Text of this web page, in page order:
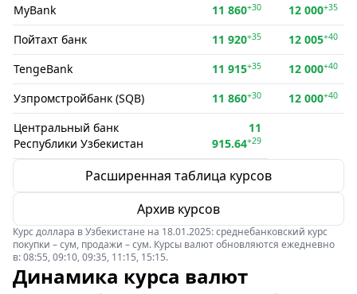
MyBank 11 860+30 12 000+35
Пойтахт банк 11 920+35 12 005+40
TengeBank 11 915+35 12 000+40
Узпромстройбанк (SQB) 11 860+30 12 000+40
Центральный банк
Республики Узбекистан
11
915.64+29
Расширенная таблица курсов
Архив курсов
Курс доллара в Узбекистане на 18.01.2025: среднебанковский курс
покупки – сум, продажи – сум. Курсы валют обновляются ежедневно
в: 08:55, 09:10, 09:35, 11:15, 15:15.
Динамика курса валют